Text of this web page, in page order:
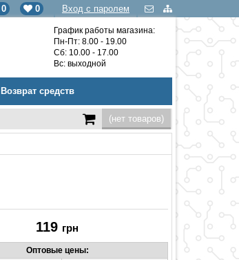
Вход с паролем
0
0
График работы магазина:
Пн-Пт: 8.00 - 19.00
Сб: 10.00 - 17.00
Вс: выходной
Возврат средств
(нет товаров)
119 грн
Оптовые цены: